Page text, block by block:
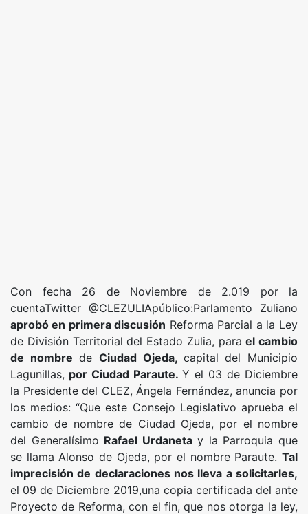
Con fecha 26 de Noviembre de 2.019 por la
cuentaTwitter @CLEZULIApúblico:Parlamento Zuliano
aprobó en primera discusión Reforma Parcial a la Ley
de División Territorial del Estado Zulia, parael cambio
de nombre deCiudad Ojeda, capital del Municipio
Lagunillas, por Ciudad Paraute. Y el 03 de Diciembre
la Presidente del CLEZ, Ángela Fernández, anuncia por
los medios: “Que este Consejo Legislativo aprueba el
cambio de nombre de Ciudad Ojeda, por el nombre
del Generalísimo Rafael Urdaneta y la Parroquia que
se llama Alonso de Ojeda, por el nombre Paraute. Tal
imprecisión de declaraciones nos lleva a solicitarles,
el 09 de Diciembre 2019,una copia certificada del ante
Proyecto de Reforma, con el fin, que nos otorga la ley,